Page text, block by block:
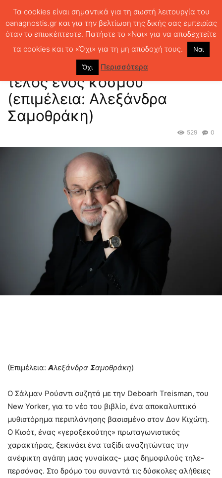
Σάλμαν Ρούσντι: “Ζούμε το τέλος ενός
κόσμου” (επιμέλεια: Αλεξάνδρα Σαμοθράκη)
Σάλμαν Ρούσντι: “Ζούμε το
τέλος ενός κόσμου”
(επιμέλεια: Αλεξάνδρα
Σαμοθράκη)
0
529
(Επιμέλεια: Αλεξάνδρα Σαμοθράκη)
Ο Σάλμαν Ρούσντι συζητά με την Deboarh Treisman, του
New Yorker, για το νέο του βιβλίο, ένα αποκαλυπτικό
μυθιστόρημα περιπλάνησης βασισμένο στον Δον Κιχώτη.
Ο Κισότ, ένας «γεροξεκούτης» πρωταγωνιστικός
χαρακτήρας, ξεκινάει ένα ταξίδι αναζητώντας την
ανέφικτη αγάπη μιας γυναίκας- μιας δημοφιλούς τηλε-
περσόνας. Στο δρόμο του συναντά τις δύσκολες αλήθειες
Τα cookies είναι σημαντικά για τη σωστή λειτουργία του
oanagnostis.gr και για την βελτίωση της δικής σας εμπειρίας
όταν το επισκέπτεστε. Πατήστε το «Ναι» για να αποδεχτείτε
τα cookies και το «Όχι» για τη μη αποδοχή τους.
Ναι
Όχι Περισσότερα